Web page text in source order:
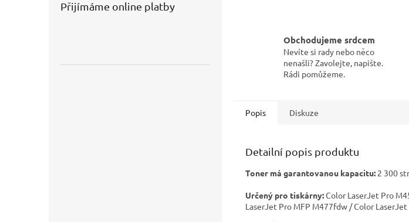
Přijímáme online platby
Obchodujeme srdcem
Nevíte si rady nebo něco
nenašli? Zavolejte, napište.
Rádi pomůžeme.
Popis Diskuze
Detailní popis produktu
Toner má garantovanou kapacitu: 2 300
Určený pro tiskárny:Color LaserJet Pro
LaserJet Pro MFP M477fdw / Color